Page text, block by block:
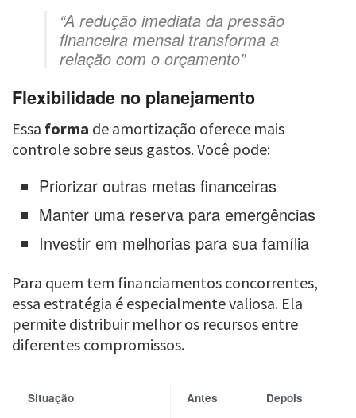
“A redução imediata da pressão
financeira mensal transforma a
relação com o orçamento”
Flexibilidade no planejamento
Essa forma de amortização oferece mais
controle sobre seus gastos. Você pode:
Priorizar outras metas financeiras
Manter uma reserva para emergências
Investir em melhorias para sua família
Para quem tem financiamentos concorrentes,
essa estratégia é especialmente valiosa. Ela
permite distribuir melhor os recursos entre
diferentes compromissos.
Situação Antes Depois